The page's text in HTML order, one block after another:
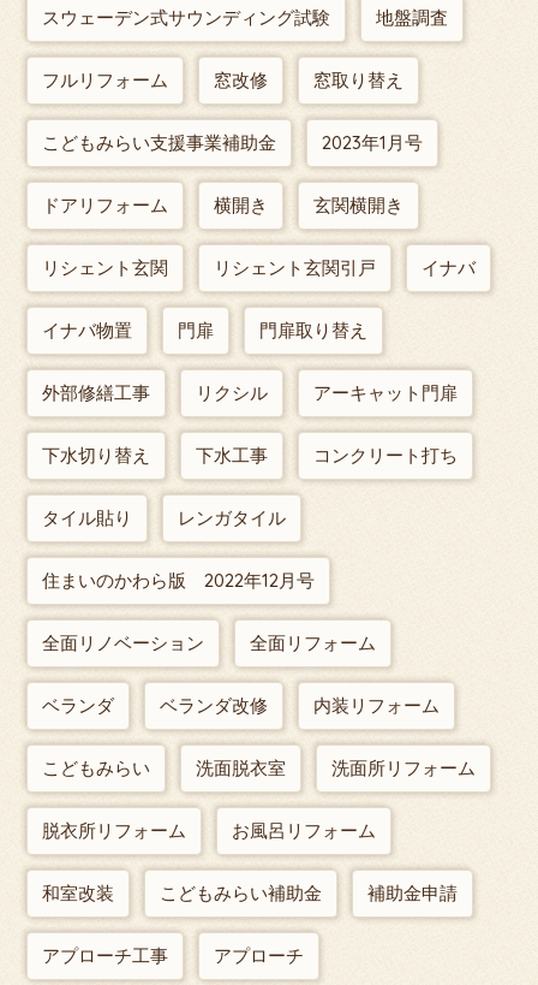
スウェーデン式サウンディング試験 地盤調査
フルリフォーム 窓改修 窓取り替え
こどもみらい支援事業補助金 2023年1月号
ドアリフォーム 横開き 玄関横開き
リシェント玄関 リシェント玄関引戸 イナバ
イナバ物置 門扉 門扉取り替え
外部修繕工事 リクシル アーキャット門扉
下水切り替え 下水工事 コンクリート打ち
タイル貼り レンガタイル
住まいのかわら版 2022年12月号
全面リノベーション 全面リフォーム
ベランダ ベランダ改修 内装リフォーム
こどもみらい 洗面脱衣室 洗面所リフォーム
脱衣所リフォーム お風呂リフォーム
和室改装 こどもみらい補助金 補助金申請
アプローチ工事 アプローチ